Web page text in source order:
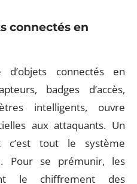
connectés en
d’objets connectés en
badges d’accès,
intelligents, ouvre
aux attaquants. Un
c’est tout le système
Pour se prémunir, les
le chiffrement des